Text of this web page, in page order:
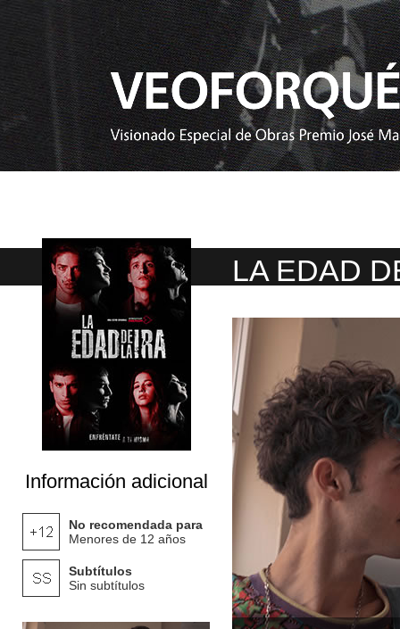
Información adicional
No recomendada para
Menores de 12 años
Subtítulos
Sin subtítulos
LA EDAD